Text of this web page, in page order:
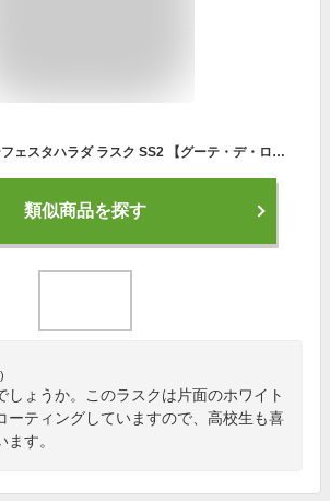
お菓子 ギフト ガトーフェスタハラダ ラスク SS2 【グーテ・デ・ロワ 2枚×12袋・ホワイトチョコ×16枚】ハラダのラスク グーテ・デ・ロワ スペシャル・セレクション 内祝い イベント 高級 スイーツ 挨拶 内祝い 入学祝い 退職 転勤 ご挨拶 手土産 帰省暮
類似商品を探す
しょうか。このラスクは片面のホワイト
ーティングしていますので、高校生も喜
す。